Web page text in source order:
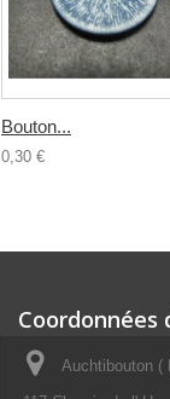
Bouton...
0,30 €
Coordonnées
Auchtibouton (